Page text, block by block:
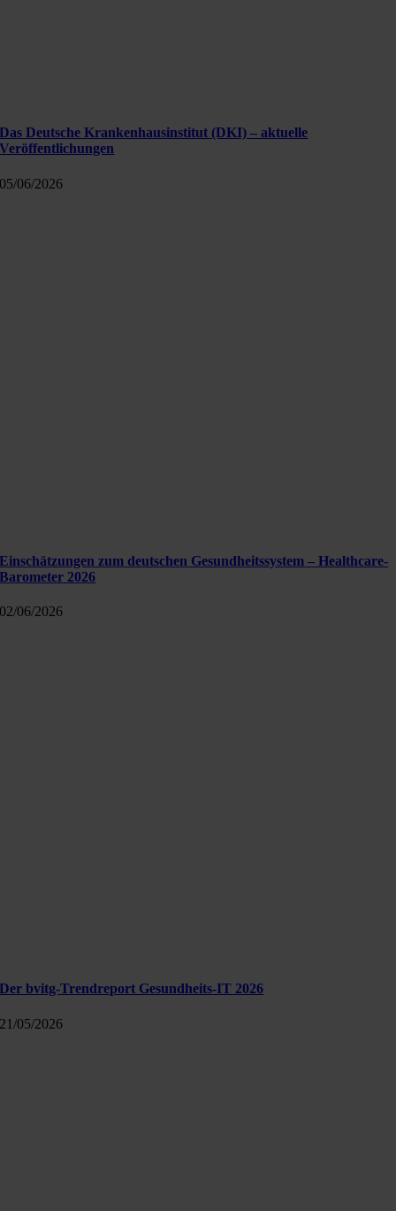
Das Deutsche Krankenhausinstitut (DKI) – aktuelle
Veröffentlichungen
05/06/2026
Einschätzungen zum deutschen Gesundheitssystem – Healthcare-
Barometer 2026
02/06/2026
Der bvitg-Trendreport Gesundheits-IT 2026
21/05/2026